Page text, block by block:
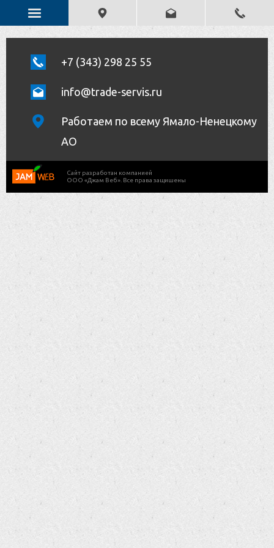
Работаем по всему Ямало-Ненецкому
АО
+7 (343) 298 25 55
info@trade-servis.ru
Cайт разработан компанией
ООО «Джам Веб». Все права защишены